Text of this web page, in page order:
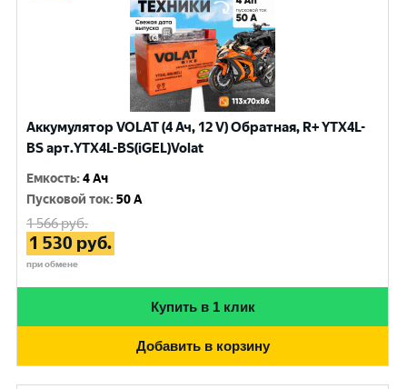
Аккумулятор VOLAT (4 Ач, 12 V) Обратная, R+ YTX4L-
BS арт.YTX4L-BS(iGEL)Volat
Емкость:4 Ач
Пусковой ток:50 A
1 566руб.
1 530 руб.
при обмене
Купить в 1 клик
Добавить в корзину